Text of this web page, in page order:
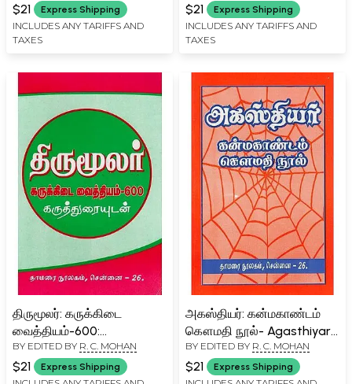
Sustras-155 and
Summary of Sustras- 57
(Tamil)
$21 Express Shipping
INCLUDES ANY TARIFFS AND
TAXES
(Tamil)
$21 Express Shipping
INCLUDES ANY TARIFFS AND
TAXES
திருமூலர்: கருக்கிடை
வைத்தியம்-600:
Thirumoolar Karukkadai
Vaithiyam 600 with
BY EDITED BY R. C. MOHAN
$21 Express Shipping
அகஸ்தியர்: கன்மகாண்டம்
கௌமதி நூல்- Agasthiyar:
Kanmakandam
Gowmathi Nool (Tamil)
BY EDITED BY R. C. MOHAN
$21 Express Shipping